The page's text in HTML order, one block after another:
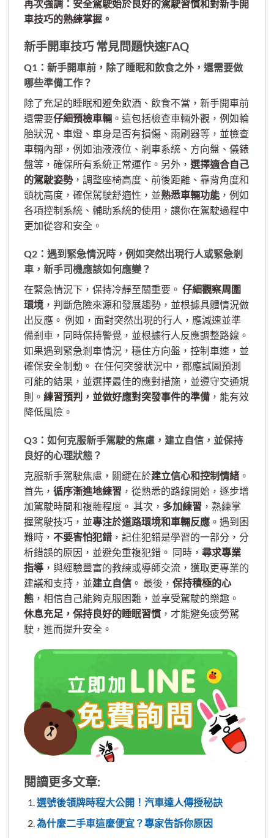
再次強調：安全駕駛始於良好的駕駛習慣和對新手開
車技巧的熟練掌握。
新手開車技巧 常見問題快速FAQ
Q1：新手開車前，除了睡眠和飲食之外，還需要做
哪些準備工作？
除了充足的睡眠和避免飲酒、飲食不當，新手開車前
還需要仔細預檢車輛 。這包括檢查車輛外觀，例如輪
胎狀況、車燈、車身是否有損傷、雨刷器等，並檢查
車輛內部，例如油液液位、剎車系統、方向盤、儀錶
盤等，確保所有系統正常運作。另外， 選擇適合自己
的駕駛姿勢，調整座椅高度、前後距離、靠背角度和
頭枕高度，確保駕駛舒適性，並熟悉車輛功能 ，例如
各項控制系統、輔助系統的使用，讓你在駕駛過程中
更加從容和安全。
Q2：遇到緊急情況時，例如突然出現行人或緊急剎
車，新手司機應該如何應變？
在緊急情況下，保持冷靜至關重要。 仔細觀察周圍
環境 ，判斷危險來源和發展趨勢，並根據具體情況做
出反應。 例如，面對突然出現的行人，應減速並準
備剎車，同時保持警覺，並根據行人反應調整路線。
如果遇到緊急剎車情況，穩住方向盤，控制車速，並
確保安全制動。 在任何突發狀況中，都應試圖預測
可能的結果，並選擇最佳的應對措施，並遵守交通規
則。 練習預判，並做好應對突發事件的準備 ，能有效
降低風險。
Q3：如何克服新手駕駛的焦慮，建立自信，並保持
良好的心理狀態？
克服新手駕駛焦慮，關鍵在於建立信心和控制情緒 。
首先， 循序漸進地練習 ，從熟悉的路線開始，逐步增
加駕駛時間和複雜程度。 其次， 多加練習 ，熟練掌
握駕駛技巧，並專注於道路環境和車輛反應 。遇到困
難時， 不要害怕犯錯 ，記住犯錯是學習的一部分，分
析錯誤的原因，並避免重複犯錯。 同時， 尋求專業
指導 ，與經驗豐富的教練或導師交流，獲取更專業的
建議和支持，並建立自信 。 最後， 保持積極的心
態 ，相信自己能夠克服困難，並享受駕駛的樂趣。
休息充足，保持良好的睡眠習慣 ，才能避免疲勞駕
駛，進而提升安全。
閱讀更多文章:
選號後領牌時程大公開！汽車達人傳授秘訣
為什麼二手車這麼便宜？專家告訴你原因